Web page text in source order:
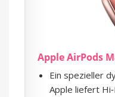
Apple AirPods
Ein spezieller
Apple liefert